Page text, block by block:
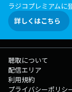
ラジコプレミアムに
詳しくはこちら
聴取について
配信エリア
利用規約
プライバシーポリシ